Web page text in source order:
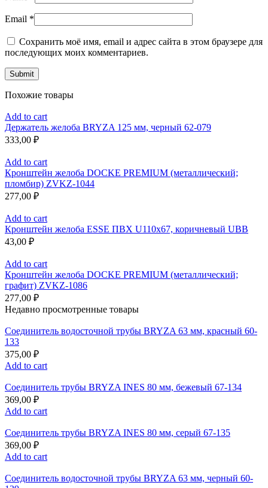
Email *
Сохранить моё имя, email и адрес сайта в этом браузере для
последующих моих комментариев.
Похожие товары
Add to cart
Держатель желоба BRYZA 125 мм, черный 62-079
333,00 ₽
Add to cart
Кронштейн желоба DOCKE PREMIUM (металлический;
пломбир) ZVKZ-1044
277,00 ₽
Add to cart
Кронштейн желоба ESSE ПВХ U110x67, коричневый UBB
43,00 ₽
Add to cart
Кронштейн желоба DOCKE PREMIUM (металлический;
графит) ZVKZ-1086
277,00 ₽
Недавно просмотренные товары
Соединитель водосточной трубы BRYZA 63 мм, краcный 60-
133
375,00 ₽
Add to cart
Соединитель трубы BRYZA INES 80 мм, бежевый 67-134
369,00 ₽
Add to cart
Соединитель трубы BRYZA INES 80 мм, серый 67-135
369,00 ₽
Add to cart
Соединитель водосточной трубы BRYZA 63 мм, черный 60-